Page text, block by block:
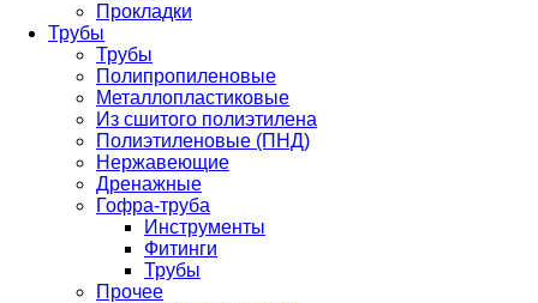
Прокладки
Трубы
Трубы
Полипропиленовые
Металлопластиковые
Из сшитого полиэтилена
Полиэтиленовые (ПНД)
Нержавеющие
Дренажные
Гофра-труба
Инструменты
Фитинги
Трубы
Прочее